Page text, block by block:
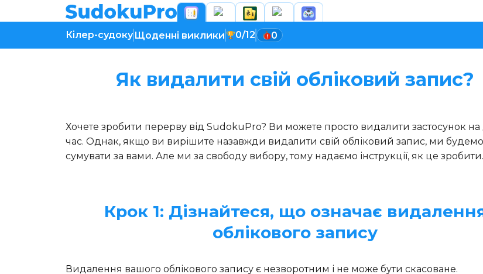
Кілер-судоку Щоденні виклики 0/12 0
Як видалити свій обліковий запис?
Хочете зробити перерву від SudokuPro? Ви можете просто видалити застосунок
час. Однак, якщо ви вирішите назавжди видалити свій обліковий запис, ми будемо
сумувати за вами. Але ми за свободу вибору, тому надаємо інструкції, як це зробити.
Крок 1: Дізнайтеся, що означає
облікового запису
Видалення вашого облікового запису є незворотним і не може бути скасоване.